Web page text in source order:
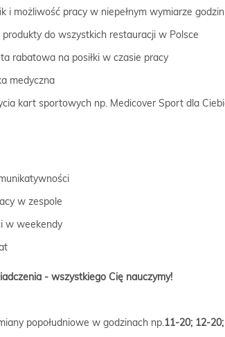
i możliwość pracy w niepełnym wymiarze godzin
produkty do wszystkich restauracji w Polsce
rabatowa na posiłki w czasie pracy
medyczna
kart sportowych np. Medicover Sport dla
w zespole
w weekendy
- wszystkiego Cię nauczymy!
popołudniowe w godzinach np.11-20; 12-